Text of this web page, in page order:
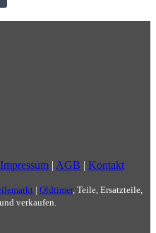
Impressum | AGB | Kontakt
| Oldtimer, Teile, Ersatzteile,
verkaufen.